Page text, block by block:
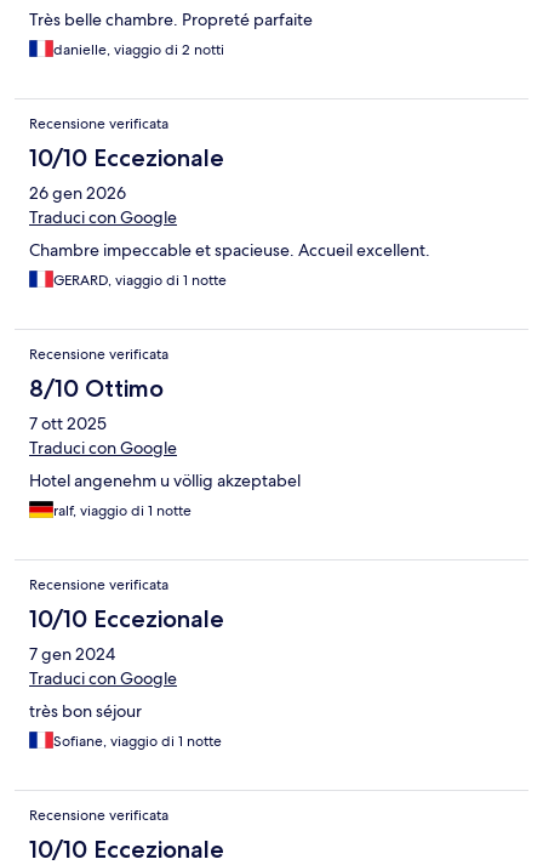
Très belle chambre. Propreté parfaite
danielle, viaggio di 2 notti
Recensione verificata
10/10 Eccezionale
26 gen 2026
Traduci con Google
Chambre impeccable et spacieuse. Accueil excellent.
GERARD, viaggio di 1 notte
Recensione verificata
8/10 Ottimo
7 ott 2025
Traduci con Google
Hotel angenehm u völlig akzeptabel
ralf, viaggio di 1 notte
Recensione verificata
10/10 Eccezionale
7 gen 2024
Traduci con Google
très bon séjour
Sofiane, viaggio di 1 notte
Recensione verificata
10/10 Eccezionale